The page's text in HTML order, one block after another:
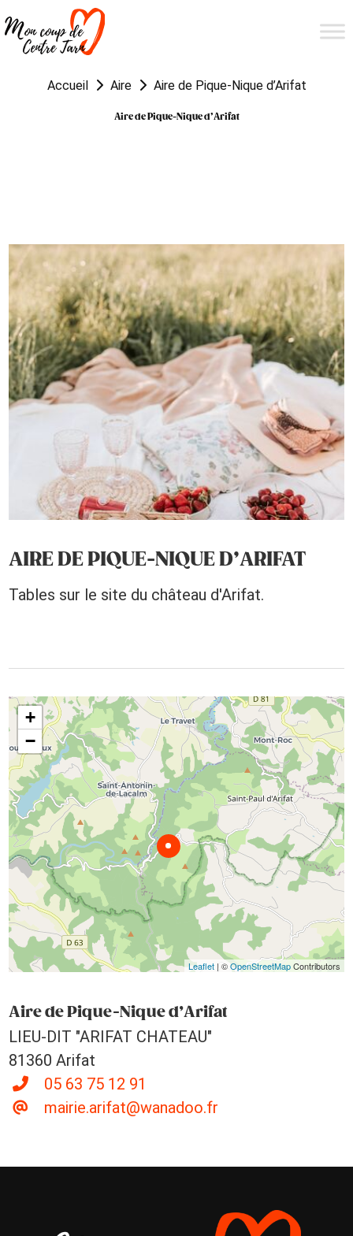
Accueil Aire Aire de Pique-Nique d’Arifat
Aire de Pique-Nique d’Arifat
AIRE DE PIQUE-NIQUE D’ARIFAT
Tables sur le site du château d'Arifat.
+
−
Leaflet| ©OpenStreetMapContributors
Aire de Pique-Nique d’Arifat
LIEU-DIT "ARIFAT CHATEAU"
81360 Arifat
05 63 75 12 91
mairie.arifat@wanadoo.fr